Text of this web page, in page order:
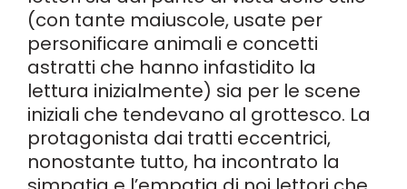
(con tante maiuscole, usate per
personificare animali e concetti
astratti che hanno infastidito la
lettura inizialmente) sia per le scene
iniziali che tendevano al grottesco. La
protagonista dai tratti eccentrici,
nonostante tutto, ha incontrato la